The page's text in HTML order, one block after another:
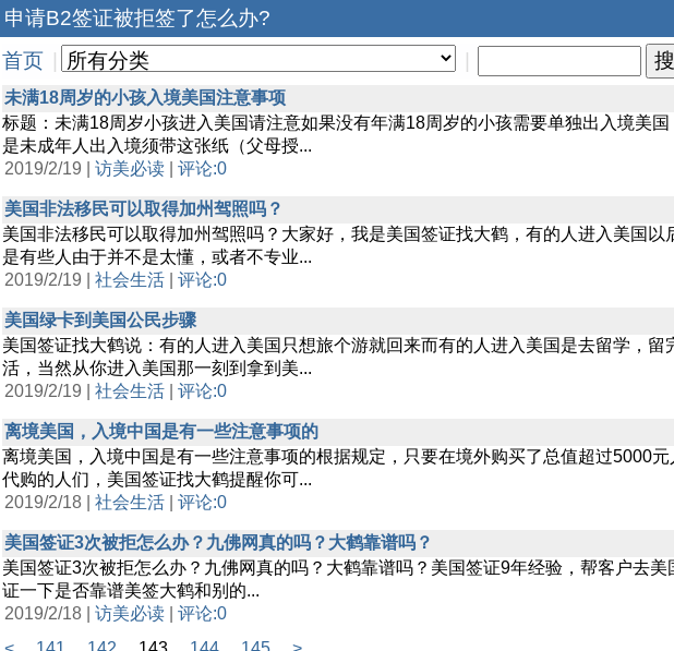
申请B2签证被拒签了怎么办?
首页
未满18周岁的小孩入境美国注意事项
标题：未满18周岁小孩进入美国请注意如果没有年满18周岁的小孩需要单独出入境美
是未成年人出入境须带这张纸（父母授...
2019/2/19 | 访美必读 评论:0
美国非法移民可以取得加州驾照吗？
美国非法移民可以取得加州驾照吗？大家好，我是美国签证找大鹤，有的人进入美国
是有些人由于并不是太懂，或者不专业...
2019/2/19 | 社会生活 评论:0
美国绿卡到美国公民步骤
美国签证找大鹤说：有的人进入美国只想旅个游就回来而有的人进入美国是去留学，
活，当然从你进入美国那一刻到拿到美...
2019/2/19 | 社会生活 评论:0
离境美国，入境中国是有一些注意事项的
离境美国，入境中国是有一些注意事项的根据规定，只要在境外购买了总值超过5000
代购的人们，美国签证找大鹤提醒你可...
2019/2/18 | 社会生活 评论:0
美国签证3次被拒怎么办？九佛网真的吗？大鹤靠谱吗？
美国签证3次被拒怎么办？九佛网真的吗？大鹤靠谱吗？美国签证9年经验，帮客户去
证一下是否靠谱美签大鹤和别的...
2019/2/18 | 访美必读
评论:0